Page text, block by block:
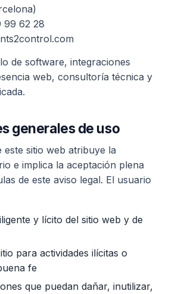
99 62 28
de software, integraciones
web, consultoría técnica y
generales de uso
este sitio web atribuye la
e implica la aceptación plena
de este aviso legal. El usuario
y lícito del sitio web y de
para actividades ilícitas o
fe
que puedan dañar, inutilizar,